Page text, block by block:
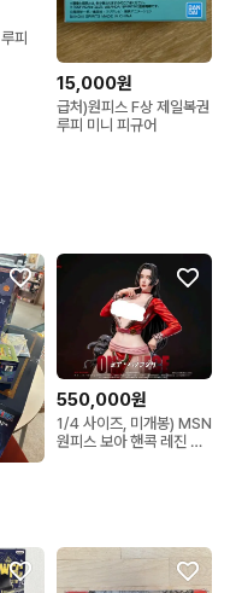
15,000원
급처)원피스 F상 제일복권
루피 미니 피규어
550,000원
1/4 사이즈, 미개봉) MSN
원피스 보아 핸콕 레진 팝